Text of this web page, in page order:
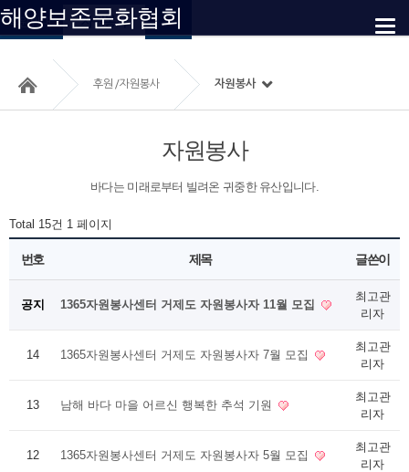
해양보존문화협회
후원/자원봉사 자원봉사
후원안내 자원봉사
자원봉사
바다는 미래로부터 빌려온 귀중한 유산입니다.
Total 15건 1 페이지
번호 제목 글쓴이
공지 1365자원봉사센터 거제도 자원봉사자 11월 모집
최고관
리자
14 1365자원봉사센터 거제도 자원봉사자 7월 모집
최고관
리자
13 남해 바다 마을 어르신 행복한 추석 기원
최고관
리자
12 1365자원봉사센터 거제도 자원봉사자 5월 모집
최고관
리자